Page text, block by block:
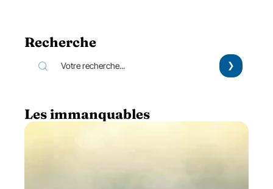
Recherche
Les immanquables